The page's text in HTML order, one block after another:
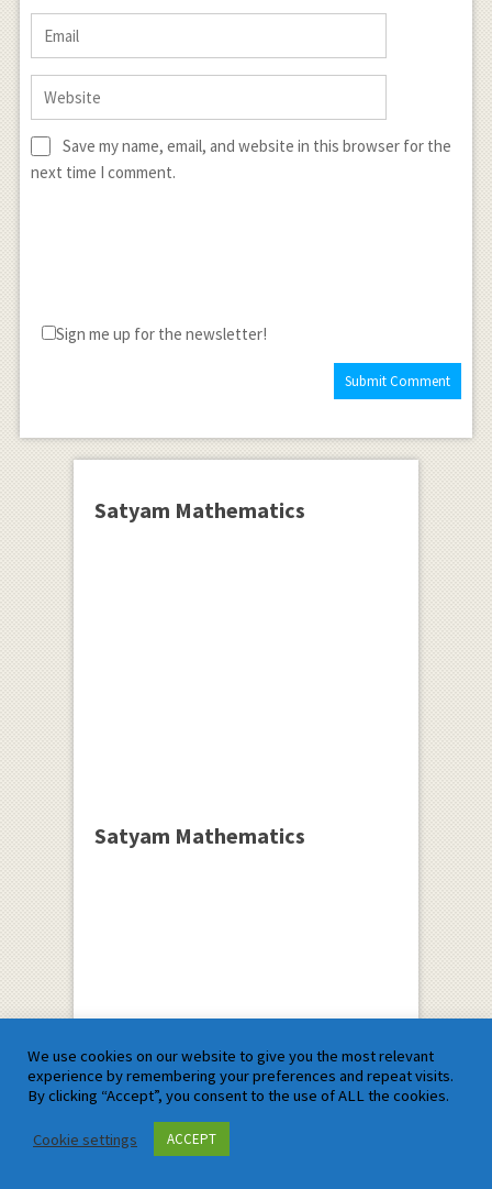
Save my name, email, and website in this browser for the
next time I comment.
Sign me up for the newsletter!
Satyam Mathematics
Satyam Mathematics
We use cookies on our website to give you the most relevant
experience by remembering your preferences and repeat visits.
By clicking “Accept”, you consent to the use of ALL the cookies.
Cookie settings ACCEPT